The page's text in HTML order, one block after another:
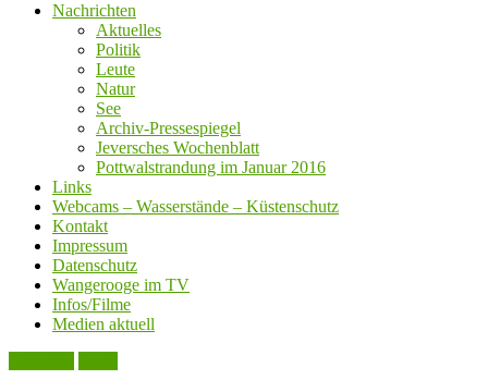
Nachrichten
Aktuelles
Politik
Leute
Natur
See
Archiv-Pressespiegel
Jeversches Wochenblatt
Pottwalstrandung im Januar 2016
Links
Webcams – Wasserstände – Küstenschutz
Kontakt
Impressum
Datenschutz
Wangerooge im TV
Infos/Filme
Medien aktuell